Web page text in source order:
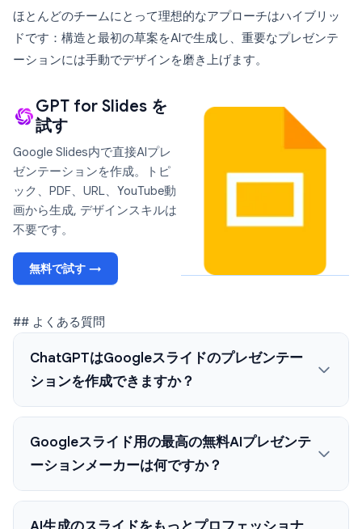
ほとんどのチームにとって理想的なアプローチはハイブリッ
ドです：構造と最初の草案をAIで生成し、重要なプレゼンテ
ーションには手動でデザインを磨き上げます。
GPT for Slides を
試す
Google Slides内で直接AIプレ
ゼンテーションを作成。トピ
ック、PDF、URL、YouTube動
画から生成, デザインスキルは
不要です。
無料で試す →
## よくある質問
ChatGPTはGoogleスライドのプレゼンテー
ションを作成できますか？
Googleスライド用の最高の無料AIプレゼンテ
ーションメーカーは何ですか？